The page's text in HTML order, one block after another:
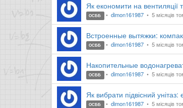
Як економити на вентиляції
ОСББ dimon161987 5 місяців
Встроенные вытяжки:
ОСББ dimon161987 5 місяців
Накопительные
ОСББ dimon161987 5 місяців
Як вибрати підвісний
ОСББ dimon161987 5 місяців